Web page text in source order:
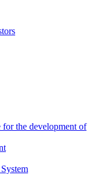
for the development of